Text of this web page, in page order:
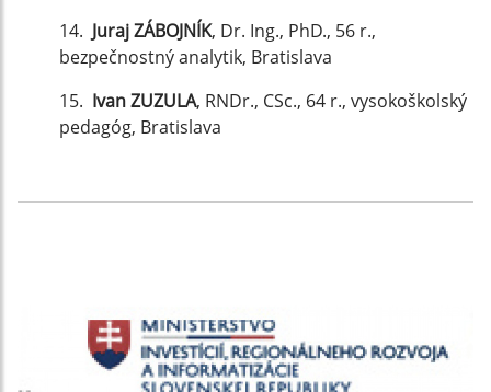
14. Juraj ZÁBOJNÍK, Dr. Ing., PhD., 56 r.,
bezpečnostný analytik, Bratislava
15. Ivan ZUZULA, RNDr., CSc., 64 r., vysokoškolský
pedagóg, Bratislava